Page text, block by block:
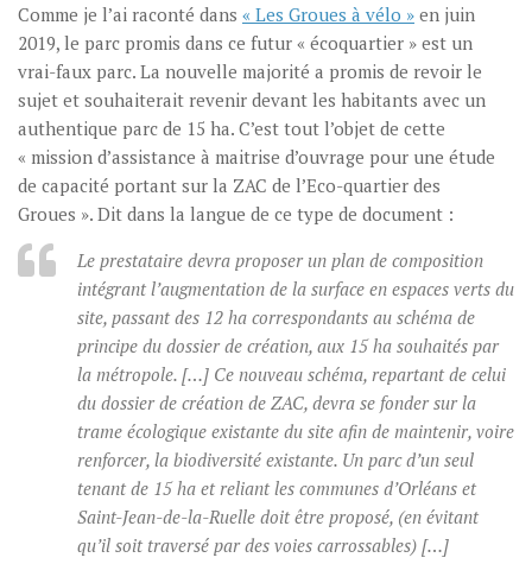
Comme je l’ai raconté dans « Les Groues à vélo » en juin
2019, le parc promis dans ce futur « écoquartier » est un
vrai-faux parc. La nouvelle majorité a promis de revoir le
sujet et souhaiterait revenir devant les habitants avec un
authentique parc de 15 ha. C’est tout l’objet de cette
« mission d’assistance à maitrise d’ouvrage pour une étude
de capacité portant sur la ZAC de l’Eco-quartier des
Groues ». Dit dans la langue de ce type de document :
Le prestataire devra proposer un plan de composition
intégrant l’augmentation de la surface en espaces verts du
site, passant des 12 ha correspondants au schéma de
principe du dossier de création, aux 15 ha souhaités par
la métropole. […] Ce nouveau schéma, repartant de celui
du dossier de création de ZAC, devra se fonder sur la
trame écologique existante du site afin de maintenir, voire
renforcer, la biodiversité existante. Un parc d’un seul
tenant de 15 ha et reliant les communes d’Orléans et
Saint-Jean-de-la-Ruelle doit être proposé, (en évitant
qu’il soit traversé par des voies carrossables) […]